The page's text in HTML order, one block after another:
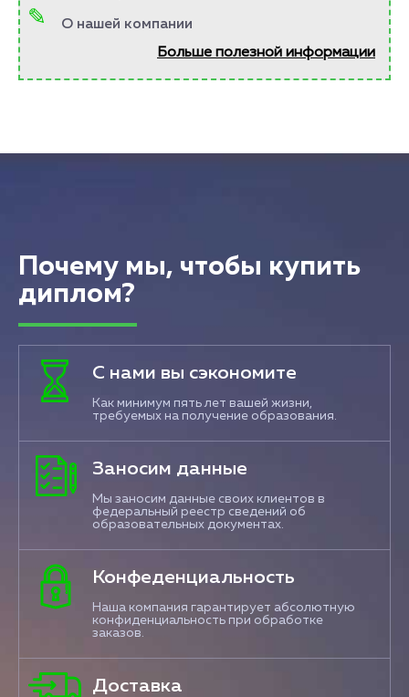
О нашей компании
Больше полезной информации
Почему мы, чтобы купить
диплом?
С нами вы сэкономите
Как минимум пять лет вашей жизни,
требуемых на получение образования.
Заносим данные
Мы заносим данные своих клиентов в
федеральный реестр сведений об
образовательных документах.
Конфеденциальность
Наша компания гарантирует абсолютную
конфиденциальность при обработке
заказов.
Доставка